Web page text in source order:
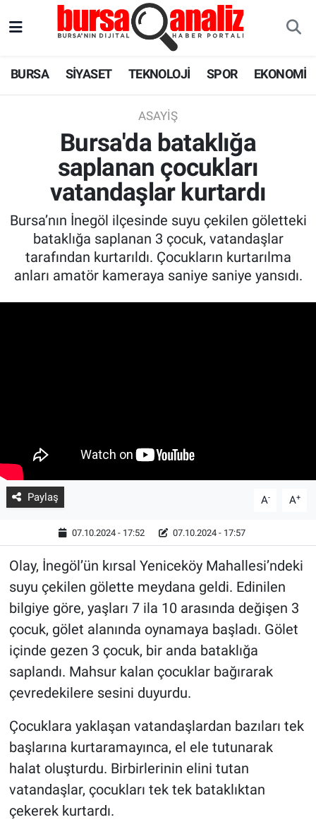
BURSA SİYASET TEKNOLOJİ SPOR EKONOMİ
ASAYIŞ
Bursa'da bataklığa
saplanan çocukları
vatandaşlar kurtardı
Bursa’nın İnegöl ilçesinde suyu çekilen göletteki
bataklığa saplanan 3 çocuk, vatandaşlar
tarafından kurtarıldı. Çocukların kurtarılma
anları amatör kameraya saniye saniye yansıdı.
Paylaş A- A+
07.10.2024 - 17:52 07.10.2024 - 17:57
Olay, İnegöl’ün kırsal Yeniceköy Mahallesi’ndeki
suyu çekilen gölette meydana geldi. Edinilen
bilgiye göre, yaşları 7 ila 10 arasında değişen 3
çocuk, gölet alanında oynamaya başladı. Gölet
içinde gezen 3 çocuk, bir anda bataklığa
saplandı. Mahsur kalan çocuklar bağırarak
çevredekilere sesini duyurdu.
Çocuklara yaklaşan vatandaşlardan bazıları tek
başlarına kurtaramayınca, el ele tutunarak
halat oluşturdu. Birbirlerinin elini tutan
vatandaşlar, çocukları tek tek bataklıktan
çekerek kurtardı.
SPOR
EKONOMİ
SAĞLIK
ASTROLOJİ
BLOG
Süper Lig Puan Durumu ve Fikstür
Tüm Manşetler
Son Dakika Haberleri
Haber Arşivi